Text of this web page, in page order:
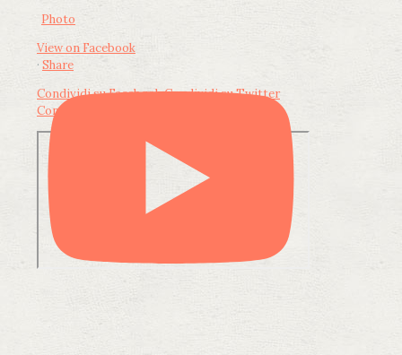
Photo
View on Facebook
· Share
Condividi su FacebookCondividi su Twitter
Condividi su LinkedIn